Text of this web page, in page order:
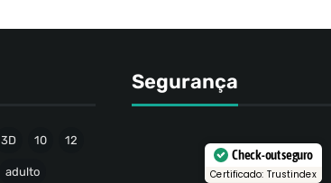
3D 10 12
adulto
Segurança
Check-out seguro
Certificado: Trustindex